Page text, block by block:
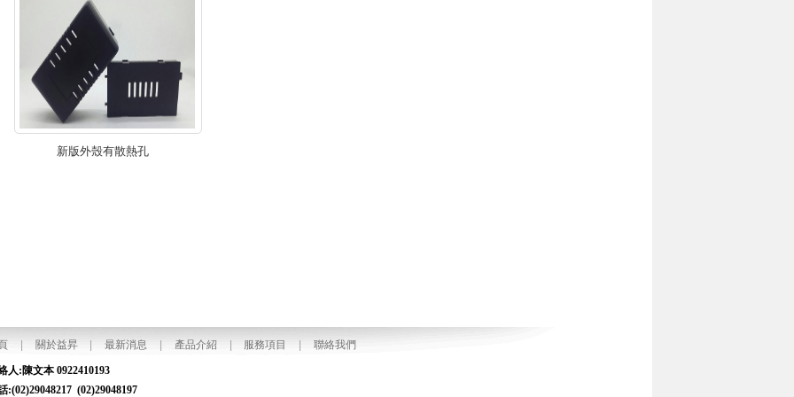
新版外殼有散熱孔
關於益昇|最新消息 產品介紹| 服務項目 |聯絡我們
絡人:陳文本 0922410193
:(02)29048217 (02)29048197